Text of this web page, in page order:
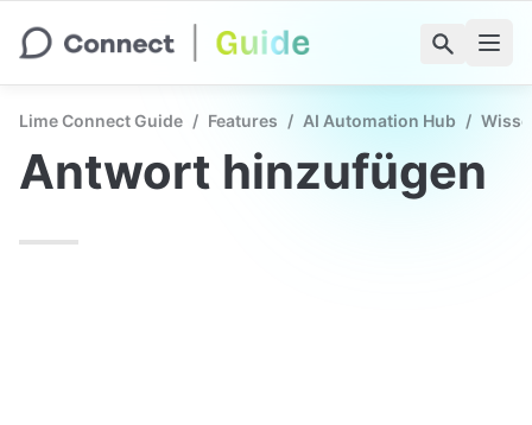
Lime Connect Guide / Features / AI Automation Hub /
Antwort hinzufügen